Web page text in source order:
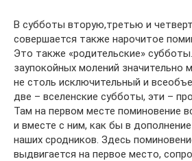
В субботы вторую,третью и
совершается также нарочитое
Это также «родительские»
заупокойных молений значительно
не столь исключительный и
две – вселенские субботы, эти –
Там на первом месте поминовение
и вместе с ним, как бы в
наших сродников. Здесь
выдвигается на первое место,